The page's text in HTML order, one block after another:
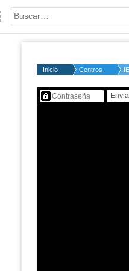
Palabra o frase:
Inicio Centros
Contenido protegido…